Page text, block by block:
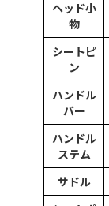
ヘッド小
物
シートピ
ン
ハンドル
バー
ハンドル
ステム
サドル